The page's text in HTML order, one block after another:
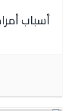
أسباب